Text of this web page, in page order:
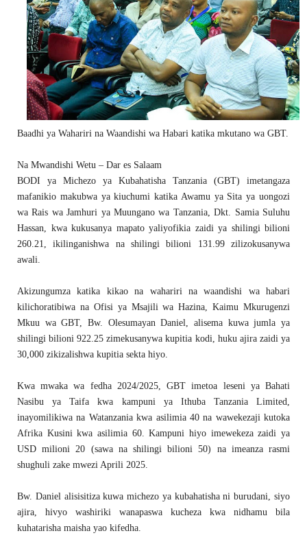
Baadhi ya Wahariri na Waandishi wa Habari katika mkutano wa GBT.
Na Mwandishi Wetu – Dar es Salaam
BODI ya Michezo ya Kubahatisha Tanzania (GBT) imetangaza
mafanikio makubwa ya kiuchumi katika Awamu ya Sita ya uongozi
wa Rais wa Jamhuri ya Muungano wa Tanzania, Dkt. Samia Suluhu
Hassan, kwa kukusanya mapato yaliyofikia zaidi ya shilingi bilioni
260.21, ikilinganishwa na shilingi bilioni 131.99 zilizokusanywa
awali.
Akizungumza katika kikao na wahariri na waandishi wa habari
kilichoratibiwa na Ofisi ya Msajili wa Hazina, Kaimu Mkurugenzi
Mkuu wa GBT, Bw. Olesumayan Daniel, alisema kuwa jumla ya
shilingi bilioni 922.25 zimekusanywa kupitia kodi, huku ajira zaidi ya
30,000 zikizalishwa kupitia sekta hiyo.
Kwa mwaka wa fedha 2024/2025, GBT imetoa leseni ya Bahati
Nasibu ya Taifa kwa kampuni ya Ithuba Tanzania Limited,
inayomilikiwa na Watanzania kwa asilimia 40 na wawekezaji kutoka
Afrika Kusini kwa asilimia 60. Kampuni hiyo imewekeza zaidi ya
USD milioni 20 (sawa na shilingi bilioni 50) na imeanza rasmi
shughuli zake mwezi Aprili 2025.
Bw. Daniel alisisitiza kuwa michezo ya kubahatisha ni burudani, siyo
ajira, hivyo washiriki wanapaswa kucheza kwa nidhamu bila
kuhatarisha maisha yao kifedha.